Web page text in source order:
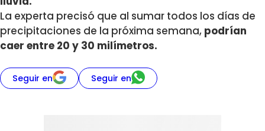
La experta precisó que al sumar todos los días de
precipitaciones de la próxima semana, podrían
caer entre 20 y 30 milímetros.
Seguir en Seguir en